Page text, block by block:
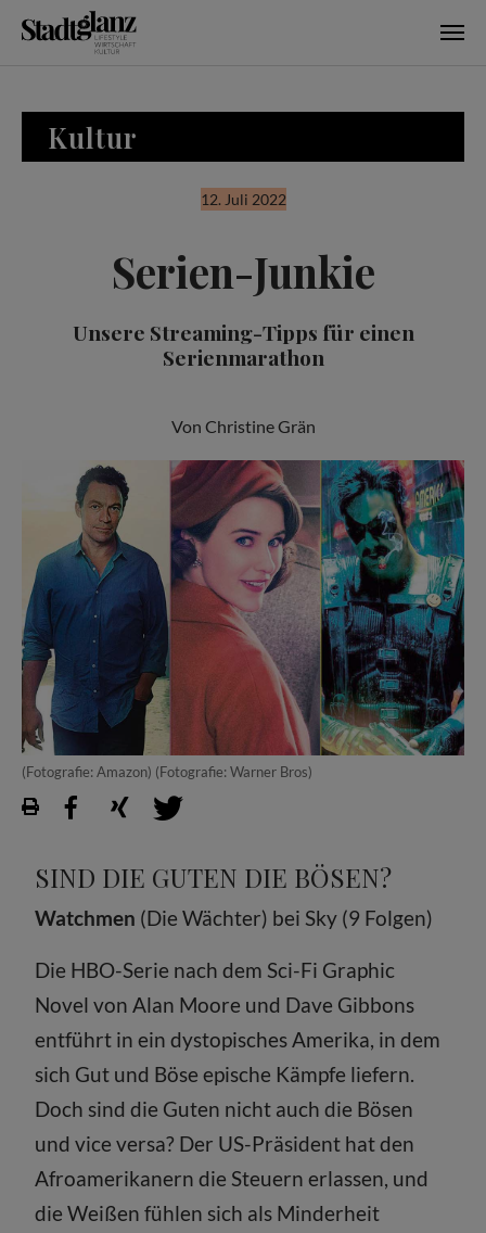
Kultur
12. Juli 2022
Serien-Junkie
Unsere Streaming-Tipps für einen
Serienmarathon
Von Christine Grän
(Fotografie: Amazon) (Fotografie: Warner Bros)
SIND DIE GUTEN DIE BÖSEN?
Watchmen (Die Wächter) bei Sky (9 Folgen)
Die HBO-Serie nach dem Sci-Fi Graphic
Novel von Alan Moore und Dave Gibbons
entführt in ein dystopisches Amerika, in dem
sich Gut und Böse epische Kämpfe liefern.
Doch sind die Guten nicht auch die Bösen
und vice versa? Der US-Präsident hat den
Afroamerikanern die Steuern erlassen, und
die Weißen fühlen sich als Minderheit